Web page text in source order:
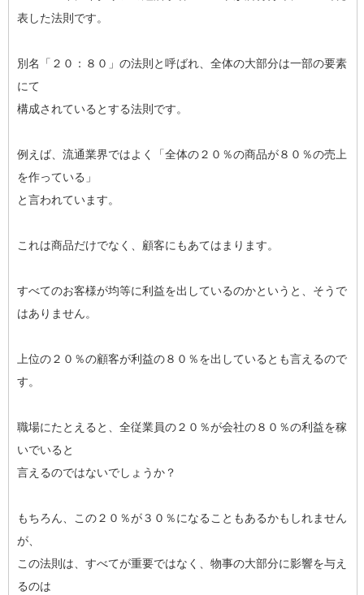
表した法則です。
別名「２０：８０」の法則と呼ばれ、全体の大部分は一部の要素
にて
構成されているとする法則です。
例えば、流通業界ではよく「全体の２０％の商品が８０％の売上
を作っている」
と言われています。
これは商品だけでなく、顧客にもあてはまります。
すべてのお客様が均等に利益を出しているのかというと、そうで
はありません。
上位の２０％の顧客が利益の８０％を出しているとも言えるので
す。
職場にたとえると、全従業員の２０％が会社の８０％の利益を稼
いでいると
言えるのではないでしょうか？
もちろん、この２０％が３０％になることもあるかもしれません
が、
この法則は、すべてが重要ではなく、物事の大部分に影響を与え
るのは